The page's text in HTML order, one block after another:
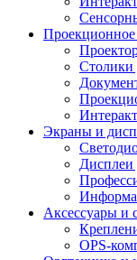
Проекционное
Столики
Экраны и
Дисплеи
Аксессуары и
OPS-